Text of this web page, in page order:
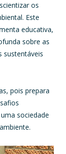
os
Este
educativa,
sobre as
sustentáveis
pois prepara
sociedade